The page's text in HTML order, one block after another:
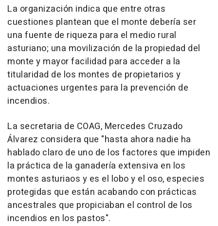
La organización indica que entre otras
cuestiones plantean que el monte debería ser
una fuente de riqueza para el medio rural
asturiano; una movilización de la propiedad del
monte y mayor facilidad para acceder a la
titularidad de los montes de propietarios y
actuaciones urgentes para la prevención de
incendios.
La secretaria de COAG, Mercedes Cruzado
Álvarez considera que "hasta ahora nadie ha
hablado claro de uno de los factores que impiden
la práctica de la ganadería extensiva en los
montes asturiaos y es el lobo y el oso, especies
protegidas que están acabando con prácticas
ancestrales que propiciaban el control de los
incendios en los pastos".